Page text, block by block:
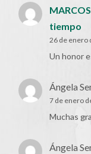
tiempo
26 de enero
Un honor
Ángela
7 de enero
Muchas
Ángela